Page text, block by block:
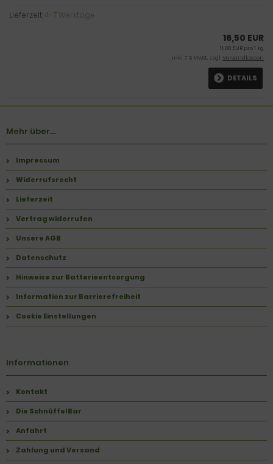
Lieferzeit: 4-7 Werktage
16,50 EUR
11,00 EUR pro 1 kg
inkl. 7 % MwSt. zzgl.Versandkosten
DETAILS
Mehr über...
Impressum
Widerrufsrecht
Lieferzeit
Vertrag widerrufen
Unsere AGB
Datenschutz
Hinweise zur Batterieentsorgung
Information zur Barrierefreiheit
Cookie Einstellungen
Informationen
Kontakt
Die SchnüffelBar
Anfahrt
Zahlung und Versand